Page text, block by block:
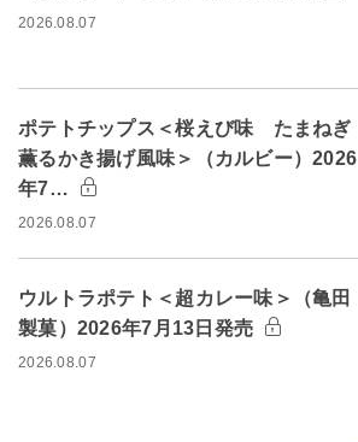
2026.08.07
ポテトチップス＜桜えび味 たまねぎ
薫るかき揚げ風味＞（カルビー）2026
年7…
2026.08.07
ウルトラポテト＜超カレー味＞（亀田
製菓）2026年7月13日発売
2026.08.07